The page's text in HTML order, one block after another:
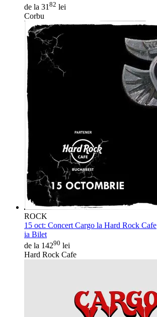
de la 31 82 lei
Corbu
ROCK
15 oct: Concert Cargo la Hard Rock Cafe
ia Bilet
de la 14290 lei
Hard Rock Cafe